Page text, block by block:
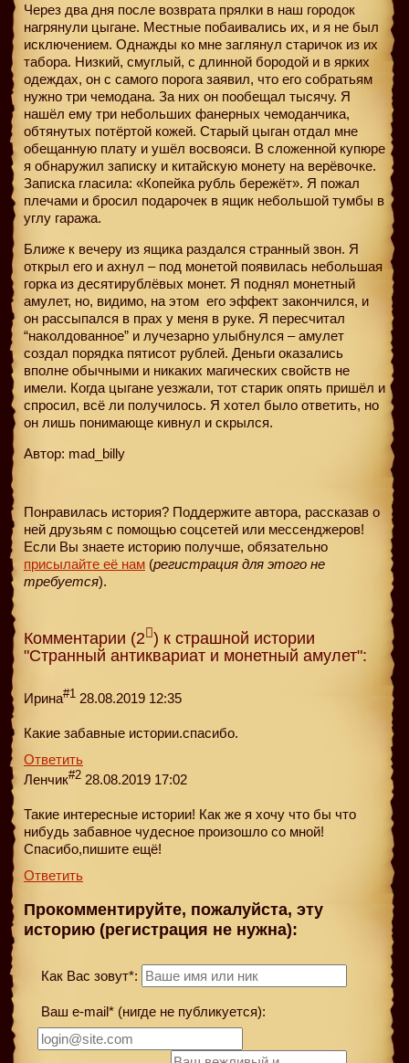
Через два дня после возврата прялки в наш городок
нагрянули цыгане. Местные побаивались их, и я не был
исключением. Однажды ко мне заглянул старичок из их
табора. Низкий, смуглый, с длинной бородой и в ярких
одеждах, он с самого порога заявил, что его собратьям
нужно три чемодана. За них он пообещал тысячу. Я
нашёл ему три небольших фанерных чемоданчика,
обтянутых потёртой кожей. Старый цыган отдал мне
обещанную плату и ушёл восвояси. В сложенной купюре
я обнаружил записку и китайскую монету на верёвочке.
Записка гласила: «Копейка рубль бережёт». Я пожал
плечами и бросил подарочек в ящик небольшой тумбы в
углу гаража.
Ближе к вечеру из ящика раздался странный звон. Я
открыл его и ахнул – под монетой появилась небольшая
горка из десятирублёвых монет. Я поднял монетный
амулет, но, видимо, на этом его эффект закончился, и
он рассыпался в прах у меня в руке. Я пересчитал
“наколдованное” и лучезарно улыбнулся – амулет
создал порядка пятисот рублей. Деньги оказались
вполне обычными и никаких магических свойств не
имели. Когда цыгане уезжали, тот старик опять пришёл и
спросил, всё ли получилось. Я хотел было ответить, но
он лишь понимающе кивнул и скрылся.
Автор: mad_billy
Понравилась история? Поддержите автора, рассказав о
ней друзьям с помощью соцсетей или мессенджеров!
Если Вы знаете историю получше, обязательно
присылайте её нам (регистрация для этого не
требуется).
Комментарии (2 ) к страшной истории
"Странный антиквариат и монетный амулет":
Ирина#1 28.08.2019 12:35
Какие забавные истории.спасибо.
Ответить
Ленчик#2 28.08.2019 17:02
Такие интересные истории! Как же я хочу что бы что
нибудь забавное чудесное произошло со мной!
Спасибо,пишите ещё!
Ответить
Прокомментируйте, пожалуйста, эту
историю (регистрация не нужна):
Как Вас зовут*:
Ваш e-mail* (нигде не публикуется):